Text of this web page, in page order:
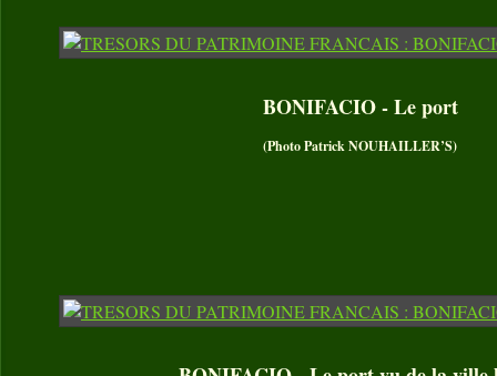
BONIFACIO - Le port
(Photo Patrick NOUHAILLER’S)